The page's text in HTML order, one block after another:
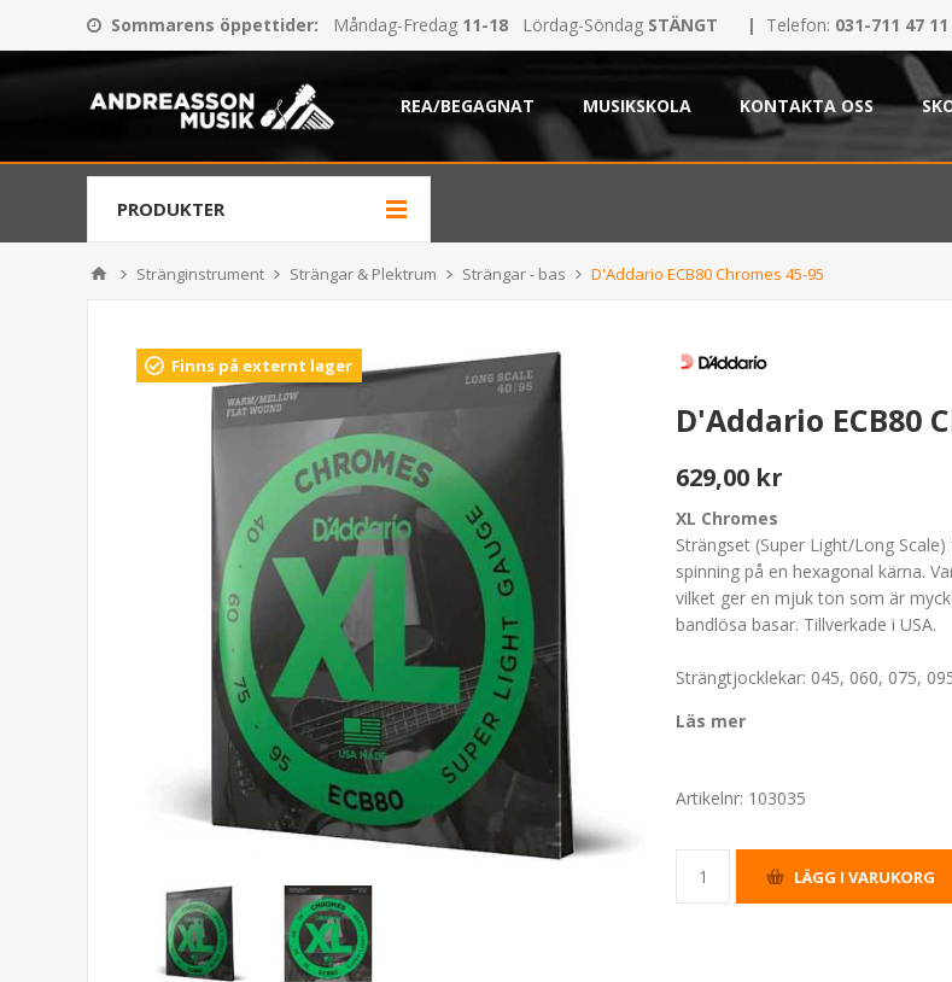
Sommarens öppettider: Måndag-Fredag 11-18 Lördag-Söndag STÄNGT | Telefon: 031-711 47
REA/BEGAGNAT MUSIKSKOLA KONTAKTA OSS
PRODUKTER
Stränginstrument Strängar & Plektrum Strängar - bas D'Addario ECB80 Chromes 45-95
Finns på externt lager
D'Addario ECB80
629,00 kr
XL Chromes
Strängset (Super Light/Long
spinning på en hexagonal kärna.
vilket ger en mjuk ton som är
bandlösa basar. Tillverkade i USA.
Strängtjocklekar: 045, 060, 075,
Läs mer
Artikelnr: 103035